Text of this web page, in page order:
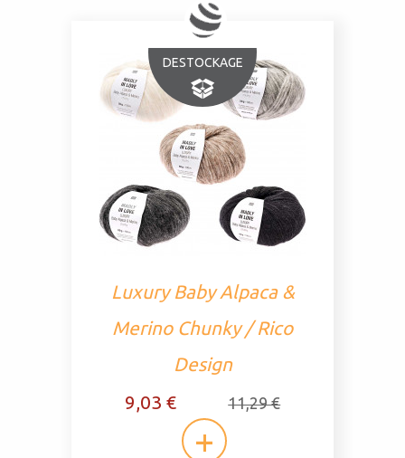
DESTOCKAGE
Luxury Baby Alpaca &
Merino Chunky / Rico
Design
9,03 €
11,29 €